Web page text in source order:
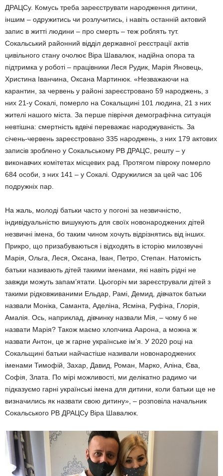
ДРАЦСу. Комусь треба зареєструвати народження дитини,
іншим – одружитись чи розлучитись, і навіть останній актовий
запис в житті людини – про смерть – теж роблять тут.
Сокальський районний відділ державної реєстрації актів
цивільного стану очолює Віра Шавалюк, надійна опора та
підтримка у роботі – працівники Леся Рудик, Марія Яновець,
Христина Іванчина, Оксана Мартинюк. «Незважаючи на
карантин, за червень у районі зареєстровано 59 народжень, з
них 21-у Сокалі, померло на Сокальщині 101 людина, 21 з них
жителі нашого міста. За перше півріччя демографічна ситуація
невтішна: смертність вдвічі переважає народжуваність. За
січень-червень зареєстровано 335 народжень, з них 179 актових
записів зроблено у Сокальському РВ ДРАЦС, решту – у
виконавчих комітетах місцевих рад. Протягом півроку померло
684 особи, з них 141 – у Сокалі. Одружилися за цей час 106
подружніх пар.
На жаль, молоді батьки часто у погоні за незвичністю,
індивідуальністю вишукують для своїх новонароджених дітей
незвичні імена, бо таким чином хочуть відрізнятись від інших.
Прикро, що призабуваються і відходять в історію милозвучні
Марія, Ольга, Леся, Оксана, Іван, Петро, Степан. Натомість
батьки називають дітей такими іменами, які навіть рідні не
завжди можуть запам’ятати. Цьогоріч ми зареєстрували дітей з
такими рідковживаними Ельдар, Рамі, Демид, дівчаток батьки
назвали Моніка, Саманта, Аделіна, Ясміна, Руфіна, Глорія,
Амалія. Ось, наприклад, дівчинку назвали Мія, – чому б не
назвати Марія? Також маємо хлопчика Аарона, а можна ж
назвати Антон, це ж гарне українське ім’я. У 2020 році на
Сокальщині батьки найчастіше називали новонароджених
іменами Тимофій, Захар, Давид, Роман, Марко, Аліна, Єва,
Софія, Злата. По мірі можливості, ми делікатно радимо чи
підказуємо гарні українські імена для дитини, коли батьки ще не
визначились як назвати свою дитину», – розповіла начальник
Сокальського РВ ДРАЦСу Віра Шавалюк.